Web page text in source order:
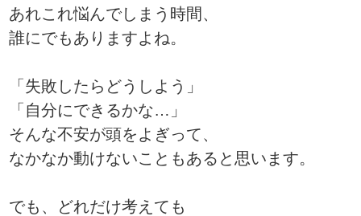
あれこれ悩んでしまう時間、
誰にでもありますよね。
「失敗したらどうしよう」
「自分にできるかな…」
そんな不安が頭をよぎって、
なかなか動けないこともあると思います。
でも、どれだけ考えても